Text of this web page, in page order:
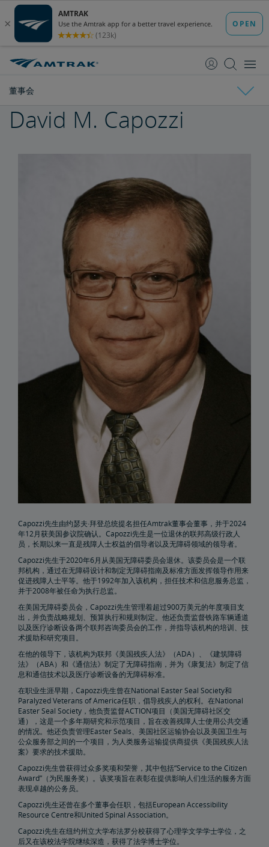
至
至
董事会
Amtrak简介
Anthony Coscia
Robert A. Gleason
Christopher Koos
文件档案
货运延误
Penn Station交通基础设施项目
Great American车站
Amtrak警察局
FOIA
提交FOIA请求说明
旅行社资源中心
企业旅行社
换票和退款
发送员工好评
合作伙伴与联盟
Amtrak采购商机
房地产
David M. Capozzi
Capozzi先生由约瑟夫·拜登总统提名担任Amtrak董事会董事，并于2024
年12月获美国参议院确认。Capozzi先生是一位退休的联邦高级行政人
员，长期以来一直是残障人士权益的倡导者以及无障碍领域的领导者。
Capozzi先生于2020年6月从美国无障碍委员会退休。该委员会是一个联
邦机构，通过在无障碍设计和制定无障碍指南及标准方面发挥领导作用来
促进残障人士平等。他于1992年加入该机构，担任技术和信息服务总监，
并于2008年被任命为执行总监。
在美国无障碍委员会，Capozzi先生管理着超过900万美元的年度项目支
出，并负责战略规划、预算执行和规则制定。他还负责监督铁路车辆通道
以及医疗诊断设备两个联邦咨询委员会的工作，并指导该机构的培训、技
术援助和研究项目。
在他的领导下，该机构为联邦《美国残疾人法》（ADA）、《建筑障碍
法》（ABA）和《通信法》制定了无障碍指南，并为《康复法》制定了信
息和通信技术以及医疗诊断设备的无障碍标准。
在职业生涯早期，Capozzi先生曾在National Easter Seal Society和
Paralyzed Veterans of America任职，倡导残疾人的权利。在National
Easter Seal Society，他负责监督ACTION项目（美国无障碍社区交
通），这是一个多年期研究和示范项目，旨在改善残障人士使用公共交通
的情况。他还负责管理Easter Seals、美国社区运输协会以及美国卫生与
公众服务部之间的一个项目，为人类服务运输提供商提供《美国残疾人法
案》要求的技术援助。
Capozzi先生曾获得过众多奖项和荣誉，其中包括“Service to the Citizen
Award”（为民服务奖）。该奖项旨在表彰在提供影响人们生活的服务方面
表现卓越的公务员。
Capozzi先生还曾在多个董事会任职，包括European Accessibility
Resource Centre和United Spinal Association。
Capozzi先生在纽约州立大学布法罗分校获得了心理学文学学士学位，之
后又在该校法学院继续深造，获得了法学博士学位。